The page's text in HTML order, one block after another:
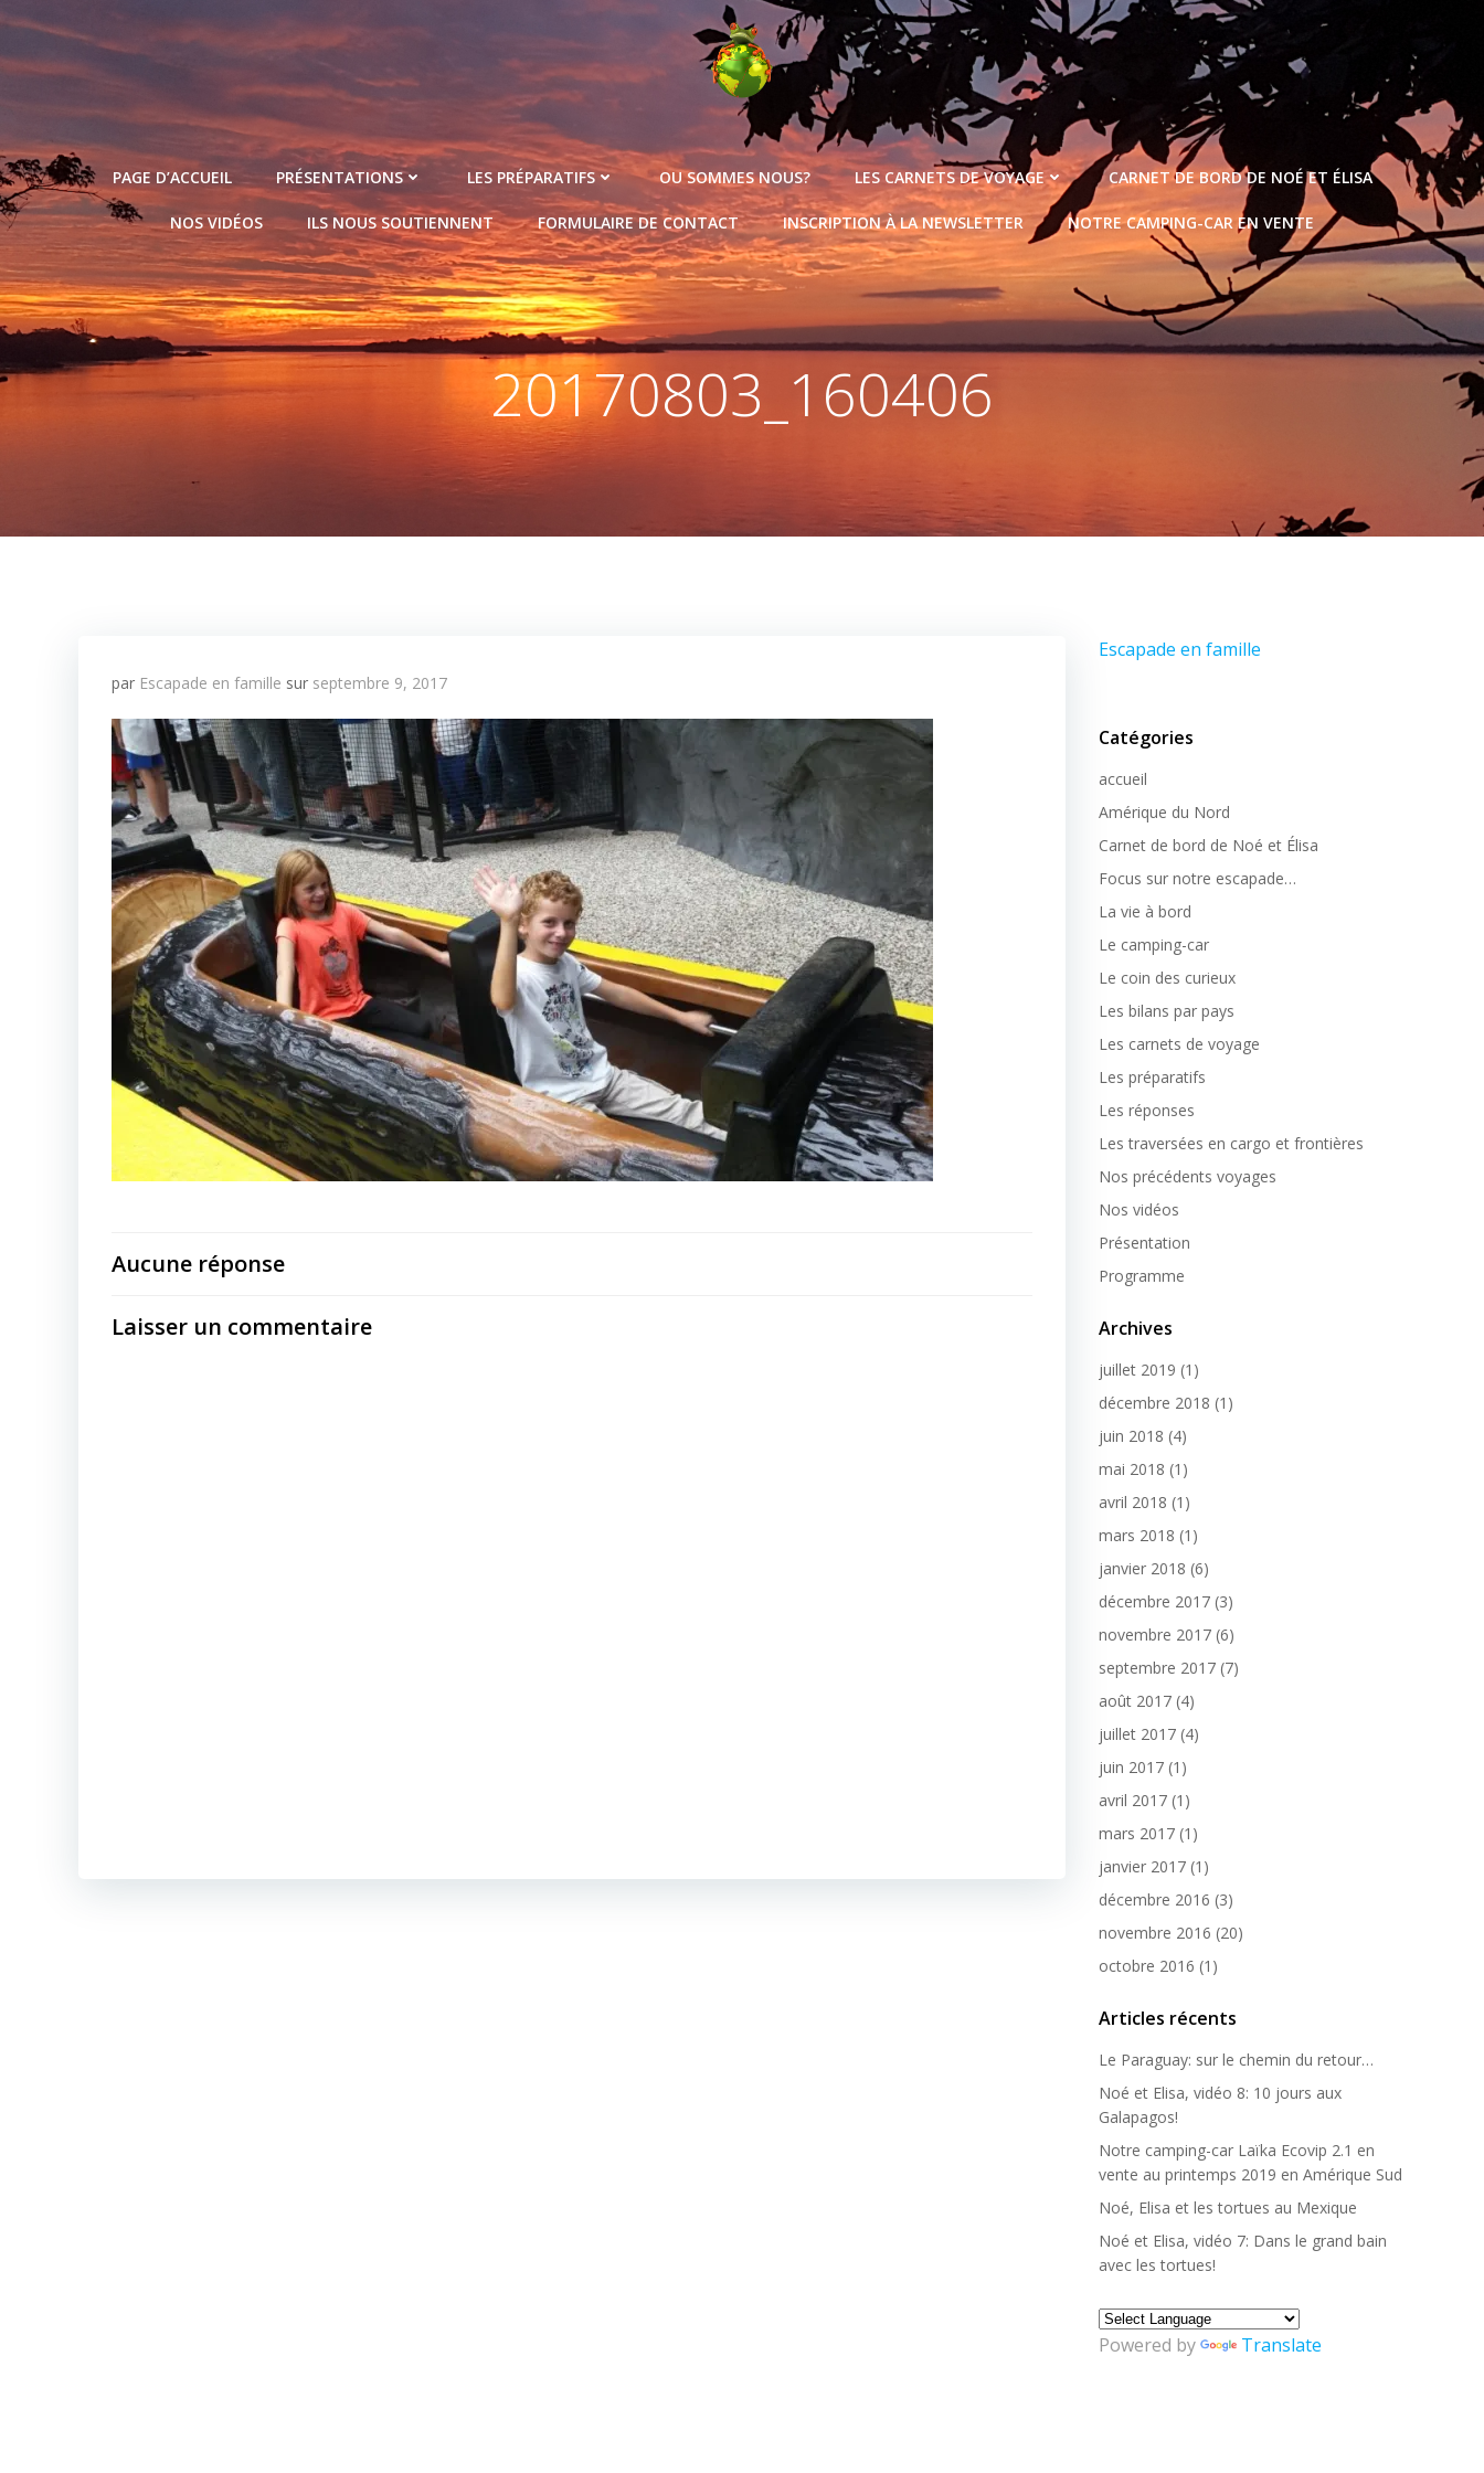
Aller
contenu
PAGE D’ACCUEIL PRÉSENTATIONS LES PRÉPARATIFS OU SOMMES NOUS? LES CARNETS DE VOYAGE CARNET DE BORD DE NOÉ ET ÉLISA
NOS VIDÉOS ILS NOUS SOUTIENNENT FORMULAIRE DE CONTACT INSCRIPTION À LA NEWSLETTER NOTRE CAMPING-CAR EN VENTE
20170803_160406
par Escapade en famille sur septembre 9, 2017
Aucune réponse
Laisser un commentaire
Escapade en famille
Catégories
accueil
Amérique du Nord
Carnet de bord de Noé et Élisa
Focus sur notre escapade…
La vie à bord
Le camping-car
Le coin des curieux
Les bilans par pays
Les carnets de voyage
Les préparatifs
Les réponses
Les traversées en cargo et frontières
Nos précédents voyages
Nos vidéos
Présentation
Programme
Archives
juillet 2019 (1)
décembre 2018 (1)
juin 2018 (4)
mai 2018 (1)
avril 2018 (1)
mars 2018 (1)
janvier 2018 (6)
décembre 2017 (3)
novembre 2017 (6)
septembre 2017 (7)
août 2017 (4)
juillet 2017 (4)
juin 2017 (1)
avril 2017 (1)
mars 2017 (1)
janvier 2017 (1)
décembre 2016 (3)
novembre 2016 (20)
octobre 2016 (1)
Articles récents
Le Paraguay: sur le chemin du retour…
Noé et Elisa, vidéo 8: 10 jours aux
Galapagos!
Notre camping-car Laïka Ecovip 2.1 en
vente au printemps 2019 en Amérique Sud
Noé, Elisa et les tortues au Mexique
Noé et Elisa, vidéo 7: Dans le grand bain
avec les tortues!
Powered by Translate